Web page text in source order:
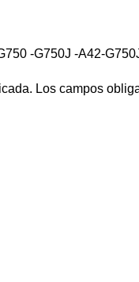
-G750J -A42-
Los campos